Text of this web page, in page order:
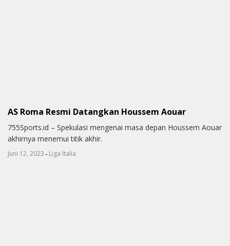
AS Roma Resmi Datangkan Houssem Aouar
755Sports.id – Spekulasi mengenai masa depan Houssem Aouar
akhirnya menemui titik akhir.
Juni 12, 2023 - Liga Italia